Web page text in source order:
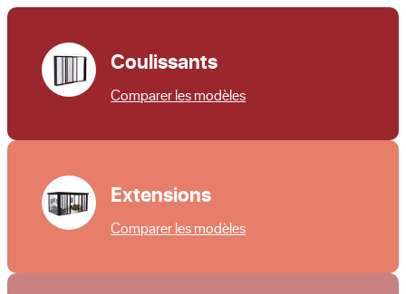
Coulissants
Comparer les modèles
Extensions
Comparer les modèles